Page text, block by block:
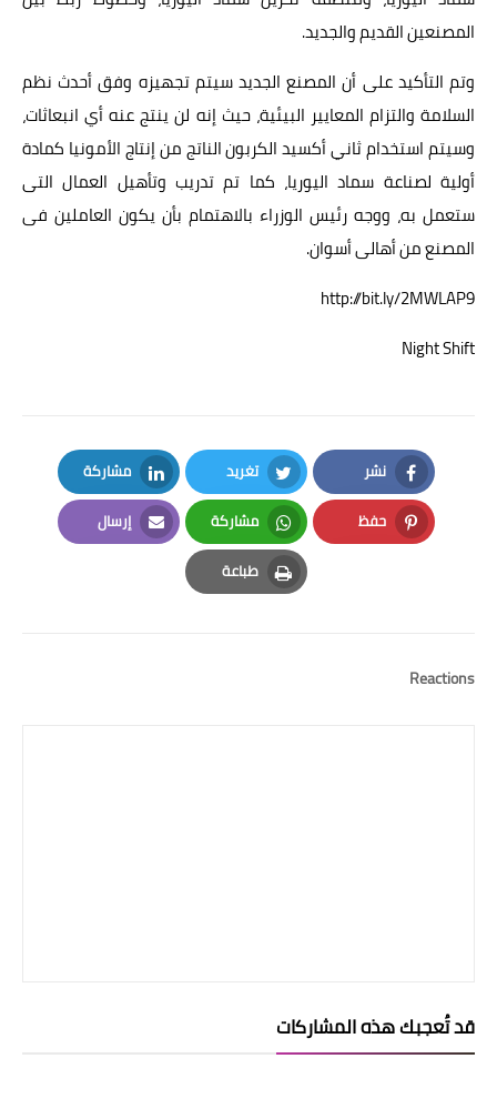
المصنعين القديم والجديد.
وتم التأكيد على أن المصنع الجديد سيتم تجهيزه وفق أحدث نظم
السلامة والتزام المعايير البيئية، حيث إنه لن ينتج عنه أي انبعاثات،
وسيتم استخدام ثاني أكسيد الكربون الناتج من إنتاج الأمونيا كمادة
أولية لصناعة سماد اليوريا، كما تم تدريب وتأهيل العمال التى
ستعمل به، ووجه رئيس الوزراء بالاهتمام بأن يكون العاملين فى
المصنع من أهالى أسوان.
http://bit.ly/2MWLAP9
Night Shift
نشر
Facebook
تغريد
Twitter
مشاركة
LinkedIn
حفظ
Pinterest
مشاركة
Whatsapp
إرسال
Email
طباعة
Print
Reactions
قد تُعجبك هذه المشاركات